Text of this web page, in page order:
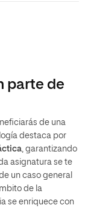
parte de
de una
destaca por
, garantizando
asignatura se te
un caso general
de la
se enriquece con